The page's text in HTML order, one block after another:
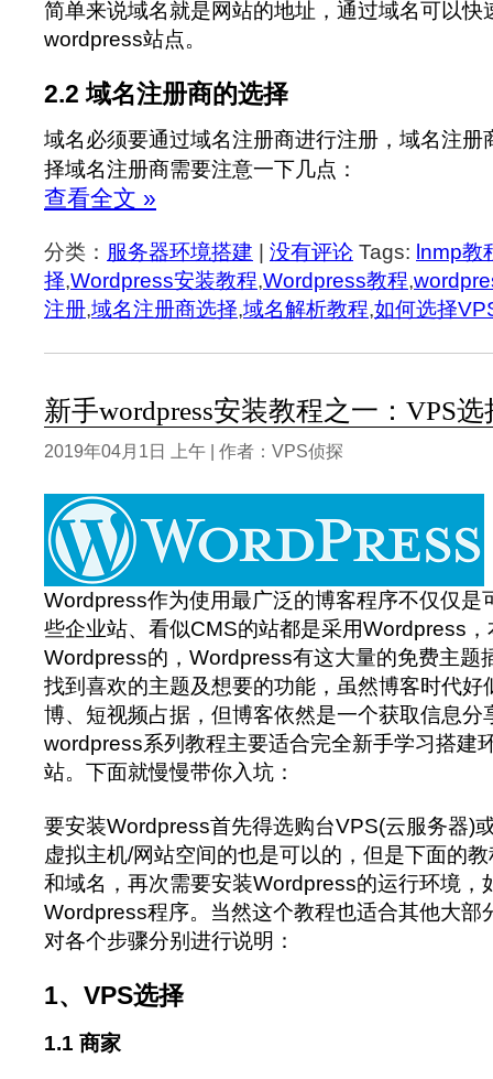
简单来说域名就是网站的地址，通过域名可以快
wordpress站点。
2.2 域名注册商的选择
域名必须要通过域名注册商进行注册，域名注册
择域名注册商需要注意一下几点：
查看全文 »
分类： 服务器环境搭建 没有评论 Tags: lnmp教
择,Wordpress安装教程,Wordpress教程,
注册,域名注册商选择,域名解析教程,如何选择
新手wordpress安装教程之一：VPS选
2019年04月1日 上午 | 作者：VPS侦探
Wordpress作为使用最广泛的博客程序不仅仅是
些企业站、看似CMS的站都是采用Wordpress
Wordpress的，Wordpress有这大量的免费主题
找到喜欢的主题及想要的功能，虽然博客时代好
博、短视频占据，但博客依然是一个获取信息分
wordpress系列教程主要适合完全新手学习搭建
站。下面就慢慢带你入坑：
要安装Wordpress首先得选购台VPS(云服务器)
虚拟主机/网站空间的也是可以的，但是下面的
和域名，再次需要安装Wordpress的运行环境，
Wordpress程序。当然这个教程也适合其他大部
对各个步骤分别进行说明：
1、VPS选择
1.1 商家